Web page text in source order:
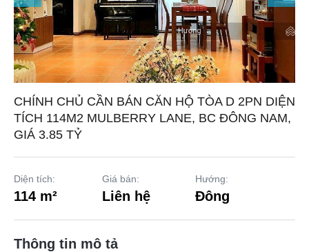
CHÍNH CHỦ CẦN BÁN CĂN HỘ TÒA D 2PN DIỆN
TÍCH 114M2 MULBERRY LANE, BC ĐÔNG NAM,
GIÁ 3.85 TỶ
Diện tích:
114 m²
Giá bán:
Liên hệ
Hướng:
Đông
Thông tin mô tả